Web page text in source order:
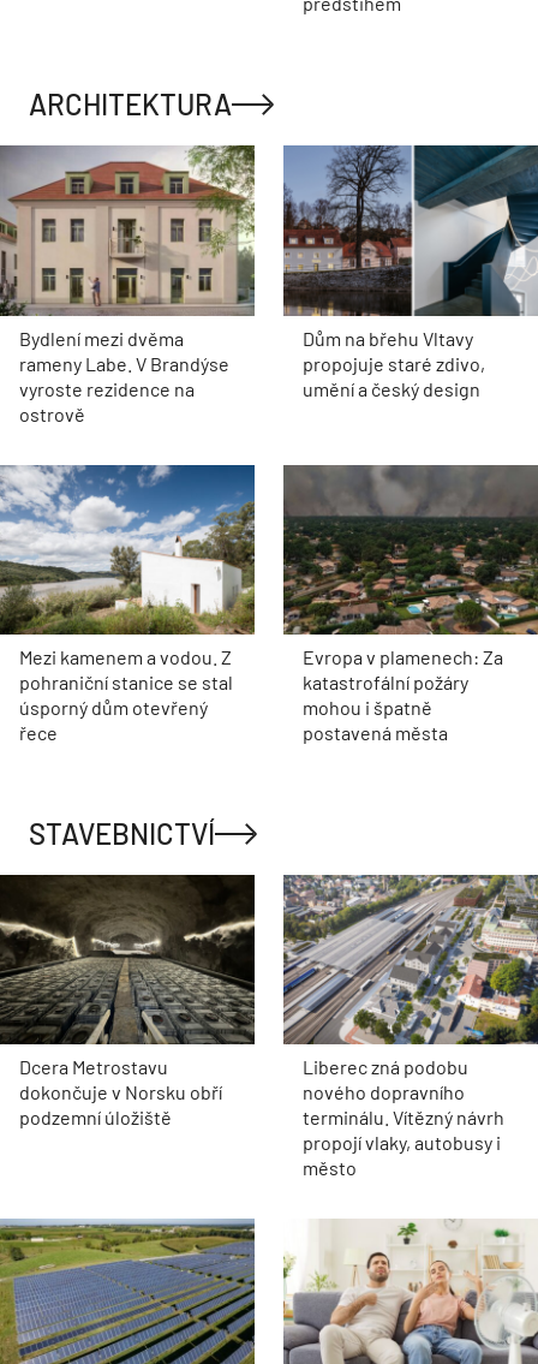
ARCHITEKTURA
Bydlení mezi dvěma
rameny Labe. V Brandýse
vyroste rezidence na
ostrově
Dům na břehu Vltavy
propojuje staré zdivo,
umění a český design
Mezi kamenem a vodou. Z
pohraniční stanice se stal
úsporný dům otevřený
řece
Evropa v plamenech: Za
katastrofální požáry
mohou i špatně
postavená města
STAVEBNICTVÍ
Dcera Metrostavu
dokončuje v Norsku obří
podzemní úložiště
Liberec zná podobu
nového dopravního
terminálu. Vítězný návrh
propojí vlaky, autobusy i
město